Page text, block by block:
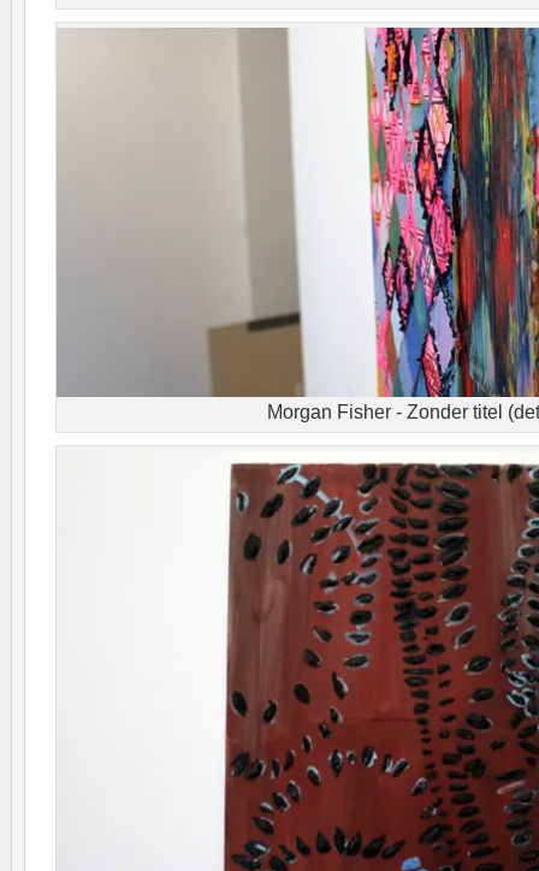
Morgan Fisher - Zonder titel